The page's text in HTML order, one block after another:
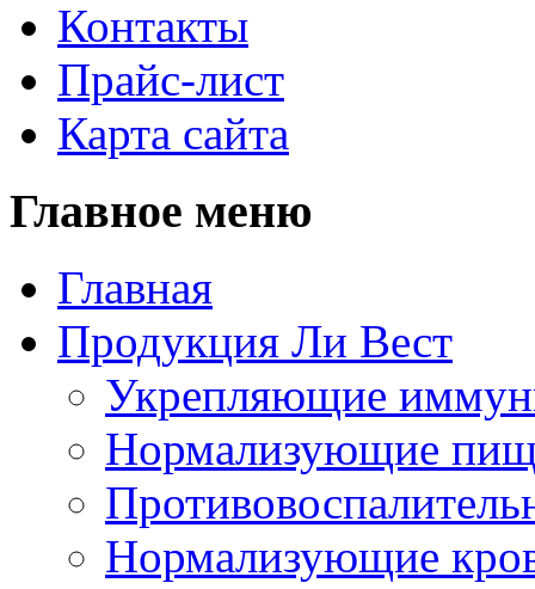
Контакты
Прайс-лист
Карта сайта
Главное меню
Главная
Продукция Ли Вест
Укрепляющие
Нормализующие
Нормализующие